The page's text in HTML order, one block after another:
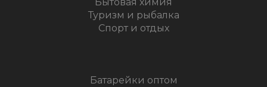
Туризм и рыбалка
Спорт и отдых
Батарейки оптом